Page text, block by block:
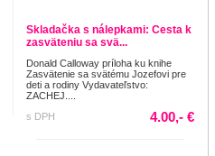
Skladačka s nálepkami: Cesta k
zasväteniu sa svä...
Donald Calloway príloha ku knihe
Zasvätenie sa svätému Jozefovi pre
deti a rodiny Vydavateľstvo:
ZACHEJ....
s DPH
4.00,- €